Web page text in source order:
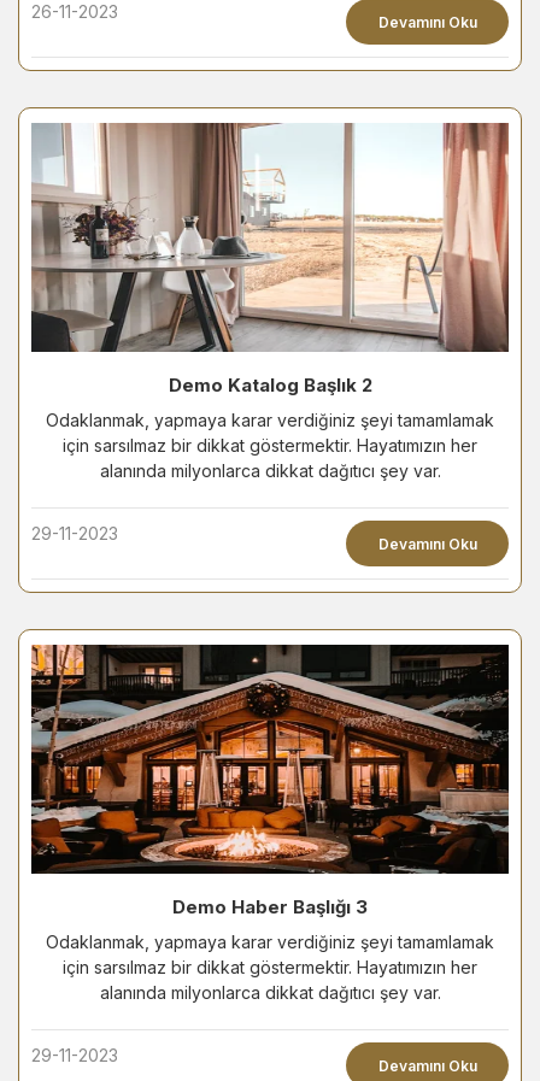
26-11-2023
Devamını Oku
Demo Katalog Başlık 2
Odaklanmak, yapmaya karar verdiğiniz şeyi tamamlamak
için sarsılmaz bir dikkat göstermektir. Hayatımızın her
alanında milyonlarca dikkat dağıtıcı şey var.
29-11-2023
Devamını Oku
Demo Haber Başlığı 3
Odaklanmak, yapmaya karar verdiğiniz şeyi tamamlamak
için sarsılmaz bir dikkat göstermektir. Hayatımızın her
alanında milyonlarca dikkat dağıtıcı şey var.
29-11-2023
Devamını Oku